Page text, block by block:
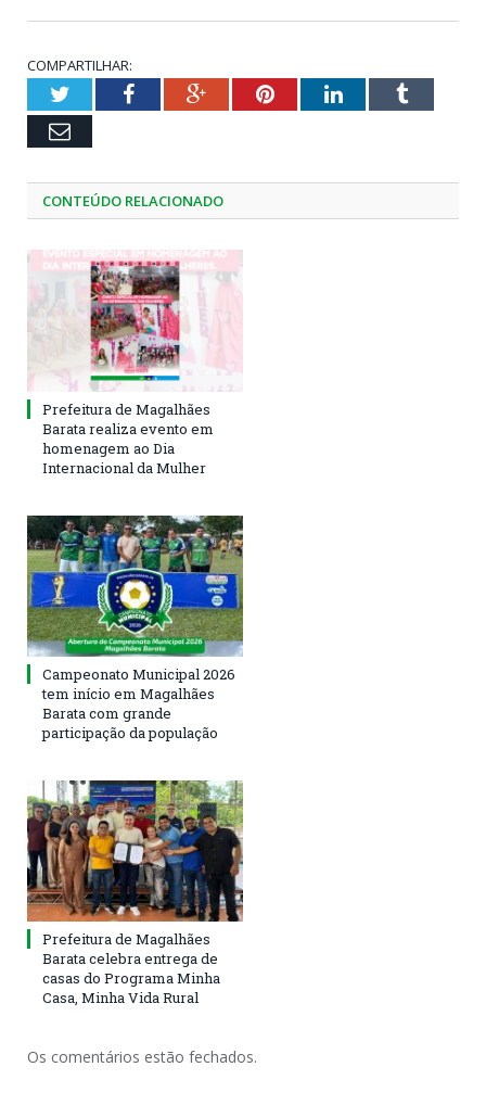
COMPARTILHAR:
TwitterFacebookGoogle+PinterestLinkedInTumblr
Email
CONTEÚDO RELACIONADO
Prefeitura de Magalhães
Barata realiza evento em
homenagem ao Dia
Internacional da Mulher
Campeonato Municipal 2026
tem início em Magalhães
Barata com grande
participação da população
Prefeitura de Magalhães
Barata celebra entrega de
casas do Programa Minha
Casa, Minha Vida Rural
Os comentários estão fechados.